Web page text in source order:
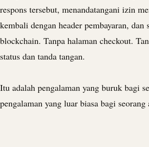
respons tersebut, menandatangani izin
kembali dengan header pembayaran,
blockchain. Tanpa halaman checkout.
status dan tanda tangan.
Itu adalah pengalaman yang buruk bagi
pengalaman yang luar biasa bagi seorang